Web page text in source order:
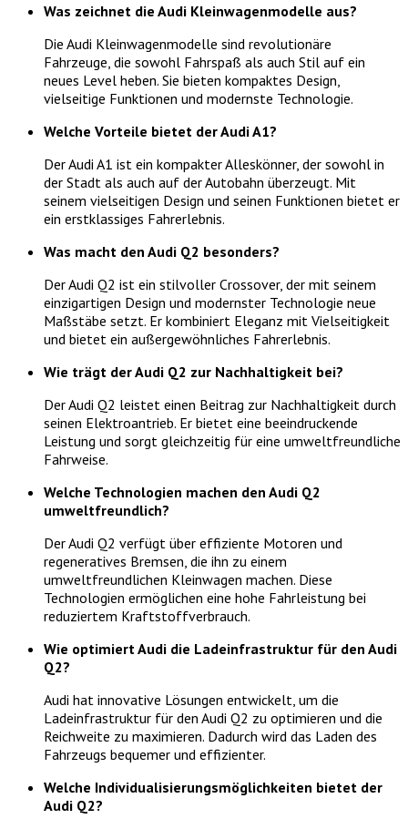
Was zeichnet die Audi Kleinwagenmodelle aus?
Die Audi Kleinwagenmodelle sind revolutionäre
Fahrzeuge, die sowohl Fahrspaß als auch Stil auf ein
neues Level heben. Sie bieten kompaktes Design,
vielseitige Funktionen und modernste Technologie.
Welche Vorteile bietet der Audi A1?
Der Audi A1 ist ein kompakter Alleskönner, der sowohl in
der Stadt als auch auf der Autobahn überzeugt. Mit
seinem vielseitigen Design und seinen Funktionen bietet er
ein erstklassiges Fahrerlebnis.
Was macht den Audi Q2 besonders?
Der Audi Q2 ist ein stilvoller Crossover, der mit seinem
einzigartigen Design und modernster Technologie neue
Maßstäbe setzt. Er kombiniert Eleganz mit Vielseitigkeit
und bietet ein außergewöhnliches Fahrerlebnis.
Wie trägt der Audi Q2 zur Nachhaltigkeit bei?
Der Audi Q2 leistet einen Beitrag zur Nachhaltigkeit durch
seinen Elektroantrieb. Er bietet eine beeindruckende
Leistung und sorgt gleichzeitig für eine umweltfreundliche
Fahrweise.
Welche Technologien machen den Audi Q2
umweltfreundlich?
Der Audi Q2 verfügt über effiziente Motoren und
regeneratives Bremsen, die ihn zu einem
umweltfreundlichen Kleinwagen machen. Diese
Technologien ermöglichen eine hohe Fahrleistung bei
reduziertem Kraftstoffverbrauch.
Wie optimiert Audi die Ladeinfrastruktur für den Audi
Q2?
Audi hat innovative Lösungen entwickelt, um die
Ladeinfrastruktur für den Audi Q2 zu optimieren und die
Reichweite zu maximieren. Dadurch wird das Laden des
Fahrzeugs bequemer und effizienter.
Welche Individualisierungsmöglichkeiten bietet der
Audi Q2?